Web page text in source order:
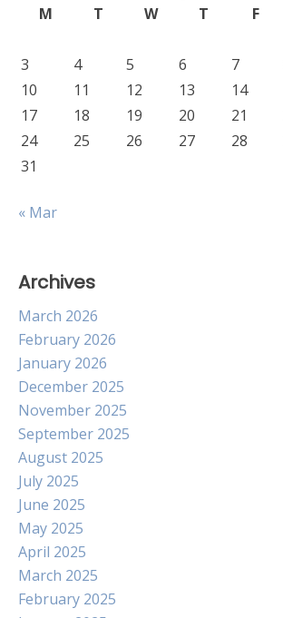
M
T W T F
3
4 5 6 7
10
11 12 13 14
17
18 19 20 21
24
25 26 27 28
31
« Mar
Archives
March 2026
February 2026
January 2026
December 2025
November 2025
September 2025
August 2025
July 2025
June 2025
May 2025
April 2025
March 2025
February 2025